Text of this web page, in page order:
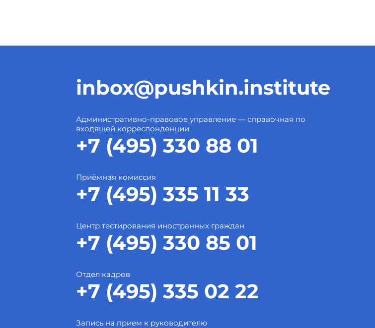
inbox@pushkin.institute
Административно-правовое управление — справочная по
входящей корреспонденции
+7 (495) 330 88 01
Приёмная комиссия
+7 (495) 335 11 33
Центр тестирования иностранных граждан
+7 (495) 330 85 01
Отдел кадров
+7 (495) 335 02 22
Запись на прием к руководителю